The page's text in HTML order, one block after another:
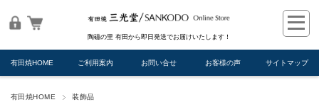
陶磁の里 有田から即日発送でお届けいたします！
有田焼HOME ご利用案内 お問い合せ お客様の声 サイトマップ
有田焼HOME 装飾品